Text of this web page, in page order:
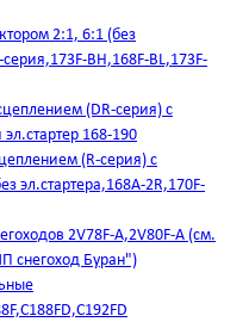
2:1, 6:1 (без
BH,168F-BL,173F-
(DR-серия) с
168-190
(R-серия) с
эл.стартера,168А-2R,170F-
2V78F-A,2V80F-A (см.
снегоход Буран")